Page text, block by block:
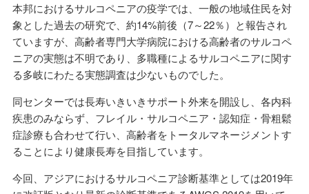
本邦におけるサルコペニアの疫学では、一般の地域住民を対
象とした過去の研究で、約14%前後（7～22％）と報告され
ていますが、高齢者専門大学病院における高齢者のサルコペ
ニアの実態は不明であり、多職種によるサルコペニアに関す
る多岐にわたる実態調査は少ないものでした。
同センターでは長寿いきいきサポート外来を開設し、各内科
疾患のみならず、フレイル・サルコペニア・認知症・骨粗鬆
症診療も合わせて行い、高齢者をトータルマネージメントす
ることにより健康長寿を目指しています。
今回、アジアにおけるサルコペニア診断基準としては2019年